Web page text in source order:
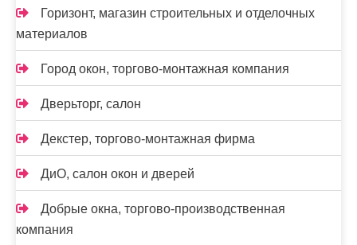
Горизонт, магазин строительных и отделочных
материалов
Город окон, торгово-монтажная компания
Дверьторг, салон
Декстер, торгово-монтажная фирма
ДиО, салон окон и дверей
Добрые окна, торгово-производственная
компания